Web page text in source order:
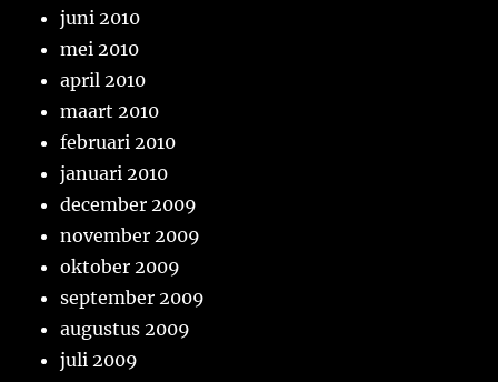
juni 2010
mei 2010
april 2010
maart 2010
februari 2010
januari 2010
december 2009
november 2009
oktober 2009
september 2009
augustus 2009
juli 2009